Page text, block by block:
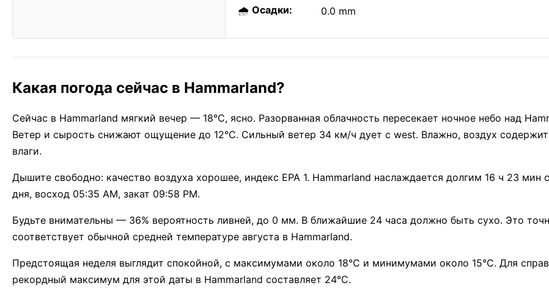
🌧️ Осадки: 0.0 mm
Какая погода сейчас в Hammarland?
Сейчас в Hammarland мягкий вечер — 18°C, ясно. Разорванная облачность пересекает ночное небо над
Ветер и сырость снижают ощущение до 12°C. Сильный ветер 34 км/ч дует с west. Влажно, воздух содержит
влаги.
Дышите свободно: качество воздуха хорошее, индекс EPA 1. Hammarland наслаждается долгим 16 ч 23 мин
дня, восход 05:35 AM, закат 09:58 PM.
Будьте внимательны — 36% вероятность ливней, до 0 мм. В ближайшие 24 часа должно быть сухо. Это
соответствует обычной средней температуре августа в Hammarland.
Предстоящая неделя выглядит спокойной, с максимумами около 18°C и минимумами около 15°C. Для
рекордный максимум для этой даты в Hammarland составляет 24°C.